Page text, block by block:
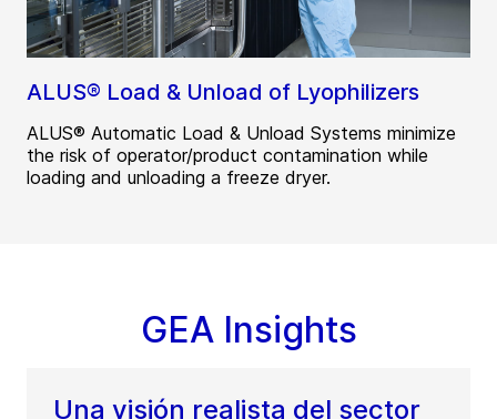
ALUS® Load & Unload of Lyophilizers
ALUS® Automatic Load & Unload Systems minimize
the risk of operator/product contamination while
loading and unloading a freeze dryer.
GEA Insights
Una visión realista del sector